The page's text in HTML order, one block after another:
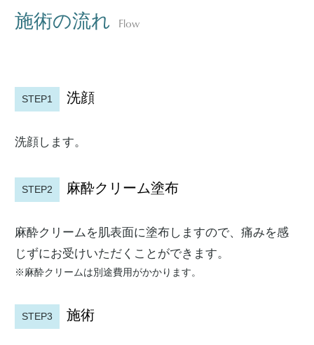
施術の流れ Flow
STEP1 洗顔
洗顔します。
STEP2 麻酔クリーム塗布
麻酔クリームを肌表面に塗布しますので、痛みを感
じずにお受けいただくことができます。
※麻酔クリームは別途費用がかかります。
STEP3 施術